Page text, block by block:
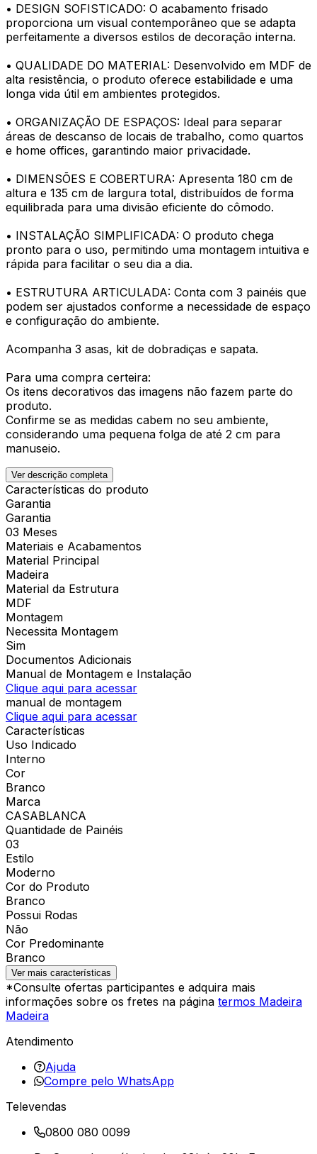
• DESIGN SOFISTICADO: O acabamento frisado
proporciona um visual contemporâneo que se adapta
perfeitamente a diversos estilos de decoração interna.
• QUALIDADE DO MATERIAL: Desenvolvido em MDF de
alta resistência, o produto oferece estabilidade e uma
longa vida útil em ambientes protegidos.
• ORGANIZAÇÃO DE ESPAÇOS: Ideal para separar
áreas de descanso de locais de trabalho, como quartos
e home offices, garantindo maior privacidade.
• DIMENSÕES E COBERTURA: Apresenta 180 cm de
altura e 135 cm de largura total, distribuídos de forma
equilibrada para uma divisão eficiente do cômodo.
• INSTALAÇÃO SIMPLIFICADA: O produto chega
pronto para o uso, permitindo uma montagem intuitiva e
rápida para facilitar o seu dia a dia.
• ESTRUTURA ARTICULADA: Conta com 3 painéis que
podem ser ajustados conforme a necessidade de espaço
e configuração do ambiente.
Acompanha 3 asas, kit de dobradiças e sapata.
Para uma compra certeira:
Os itens decorativos das imagens não fazem parte do
produto.
Confirme se as medidas cabem no seu ambiente,
considerando uma pequena folga de até 2 cm para
manuseio.
Ver descrição completa
Características do produto
Garantia
Garantia
03 Meses
Materiais e Acabamentos
Material Principal
Madeira
Material da Estrutura
MDF
Montagem
Necessita Montagem
Sim
Documentos Adicionais
Manual de Montagem e Instalação
Clique aqui para acessar
manual de montagem
Clique aqui para acessar
Características
Uso Indicado
Interno
Cor
Branco
Marca
CASABLANCA
Quantidade de Painéis
03
Estilo
Moderno
Cor do Produto
Branco
Possui Rodas
Não
Cor Predominante
Branco
Ver mais características
*Consulte ofertas participantes e adquira mais
informações sobre os fretes na página termos Madeira
Madeira
Atendimento
Ajuda
Compre pelo WhatsApp
Televendas
0800 080 0099